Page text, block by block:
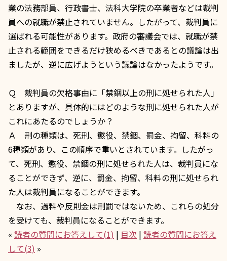
業の法務部員、行政書士、法科大学院の卒業者などは裁判
員への就職が禁止されていません。したがって、裁判員に
選ばれる可能性があります。政府の審議会では、就職が禁
止される範囲をできるだけ狭めるべきであるとの議論は出
ましたが、逆に広げようという議論はなかったようです。
Ｑ 裁判員の欠格事由に「禁錮以上の刑に処せられた人」
とありますが、具体的にはどのような刑に処せられた人が
これにあたるのでしょうか？
Ａ 刑の種類は、死刑、懲役、禁錮、罰金、拘留、科料の
6種類があり、この順序で重いとされています。したがっ
て、死刑、懲役、禁錮の刑に処せられた人は、裁判員にな
ることができず、逆に、罰金、拘留、科料の刑に処せられ
た人は裁判員になることができます。
なお、過料や反則金は刑罰ではないため、これらの処分
を受けても、裁判員になることができます。
« 読者の質問にお答えして(1) | 目次 | 読者の質問にお答え
して(3) »